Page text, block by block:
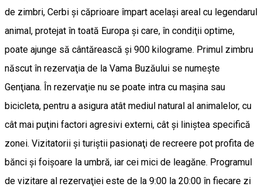
de zimbri, Cerbi și căprioare împart același areal cu legendarul
animal, protejat în toată Europa şi care, în condiţii optime,
poate ajunge să cântărească şi 900 kilograme. Primul zimbru
născut în rezervaţia de la Vama Buzăului se numeşte
Genţiana. În rezervaţie nu se poate intra cu maşina sau
bicicleta, pentru a asigura atât mediul natural al animalelor, cu
cât mai puţini factori agresivi externi, cât şi liniştea specifică
zonei. Vizitatorii şi turiştii pasionaţi de recreere pot profita de
bănci şi foişoare la umbră, iar cei mici de leagăne. Programul
de vizitare al rezervaţiei este de la 9:00 la 20:00 în fiecare zi